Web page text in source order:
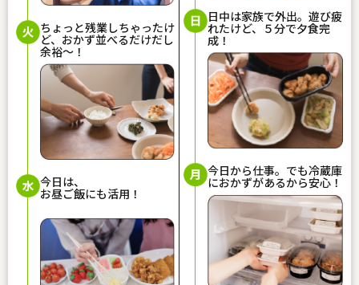
ちょっと残業しちゃったけ
ど、おかず並べるだけだし
余裕〜！
今日は、
お昼ご飯にも活用！
日中は家族で外出。遊び疲
れたけど、５分で夕食完
成！
今日から仕事。でも冷蔵庫
におかずがあるから安心！